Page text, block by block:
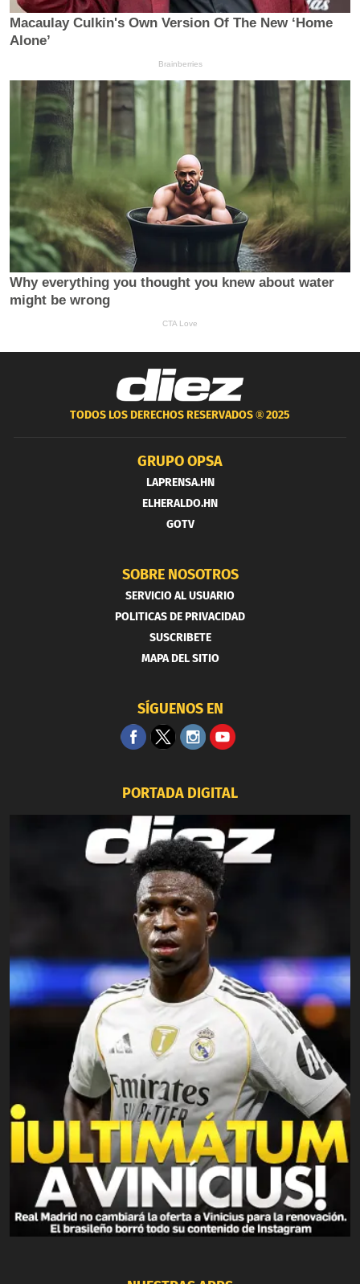
TODOS LOS DERECHOS RESERVADOS ®2025
GRUPO OPSA
LAPRENSA.HN
ELHERALDO.HN
GOTV
SOBRE NOSOTROS
SERVICIO AL USUARIO
POLITICAS DE PRIVACIDAD
SUSCRIBETE
MAPA DEL SITIO
SÍGUENOS EN
PORTADA DIGITAL